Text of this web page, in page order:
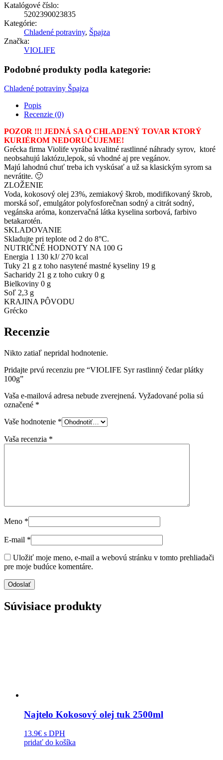
Katalógové číslo:
5202390023835
Kategórie:
Chladené potraviny, Špajza
Značka:
VIOLIFE
Podobné produkty podla kategorie:
Chladené potraviny Špajza
Popis
Recenzie (0)
POZOR !!! JEDNÁ SA O CHLADENÝ TOVAR KTORÝ
KURIÉROM NEDORUČUJEME!
Grécka firma Violife vyrába kvalitné rastlinné náhrady syrov, ktoré
neobsahujú laktózu,lepok, sú vhodné aj pre vegánov.
Majú lahodnú chuť treba ich vyskúsať a už sa klasickým syrom sa
nevrátite. 🙂
ZLOŽENIE
Voda, kokosový olej 23%, zemiakový škrob, modifikovaný škrob,
morská soľ, emulgátor polyfosforečnan sodný a citrát sodný,
vegánska aróma, konzervačná látka kyselina sorbová, farbivo
betakarotén.
SKLADOVANIE
Skladujte pri teplote od 2 do 8°C.
NUTRIČNÉ HODNOTY NA 100 G
Energia 1 130 kJ/ 270 kcal
Tuky 21 g z toho nasytené mastné kyseliny 19 g
Sacharidy 21 g z toho cukry 0 g
Bielkoviny 0 g
Soľ 2,3 g
KRAJINA PÔVODU
Grécko
Recenzie
Nikto zatiaľ nepridal hodnotenie.
Pridajte prvú recenziu pre “VIOLIFE Syr rastlinný čedar plátky
100g”
Vaša e-mailová adresa nebude zverejnená. Vyžadované polia sú
označené *
Vaše hodnotenie *
Vaša recenzia *
Meno *
E-mail *
Uložiť moje meno, e-mail a webovú stránku v tomto prehliadači
pre moje budúce komentáre.
Súvisiace produkty
Najtelo Kokosový olej tuk 2500ml
13.9€ s DPH
pridať do košíka